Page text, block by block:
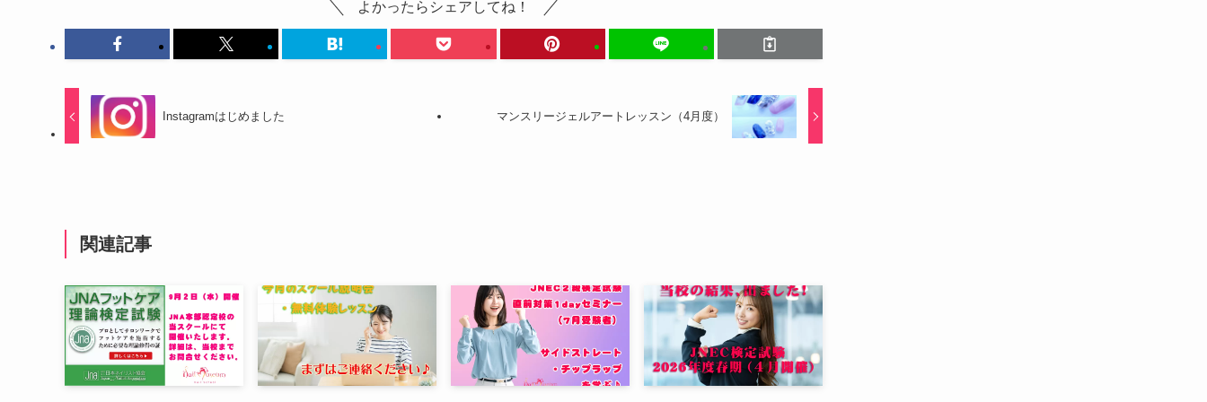
よかったらシェアしてね！
Instagramはじめました マンスリージェルアートレッスン（4月度）
関連記事